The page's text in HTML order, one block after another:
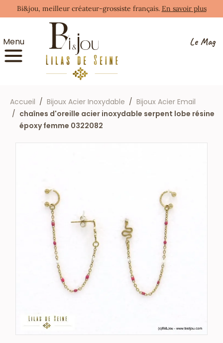
Bi&jou, meilleur créateur-grossiste français. En savoir plus
Menu Le Mag
Accueil Bijoux Acier Inoxydable
Bijoux Acier Email
chaînes d'oreille acier inoxydable serpent lobe résine
époxy femme 0322082